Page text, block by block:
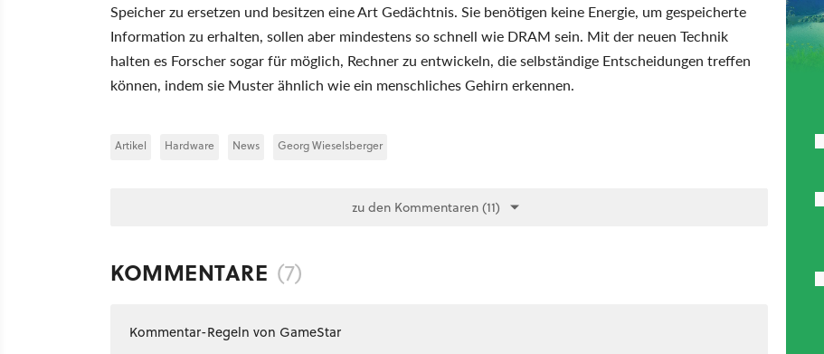
Speicher zu ersetzen und besitzen eine Art Gedächtnis. Sie benötigen keine Energie, um gespeicherte
Information zu erhalten, sollen aber mindestens so schnell wie DRAM sein. Mit der neuen Technik
halten es Forscher sogar für möglich, Rechner zu entwickeln, die selbständige Entscheidungen treffen
können, indem sie Muster ähnlich wie ein menschliches Gehirn erkennen.
Artikel Hardware News Georg Wieselsberger
zu den Kommentaren (11)
KOMMENTARE (7)
Kommentar-Regeln von GameStar